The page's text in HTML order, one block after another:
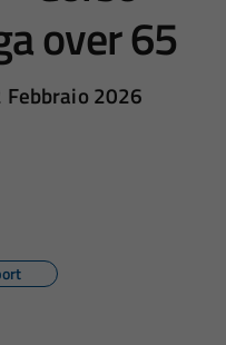
over 65
2026